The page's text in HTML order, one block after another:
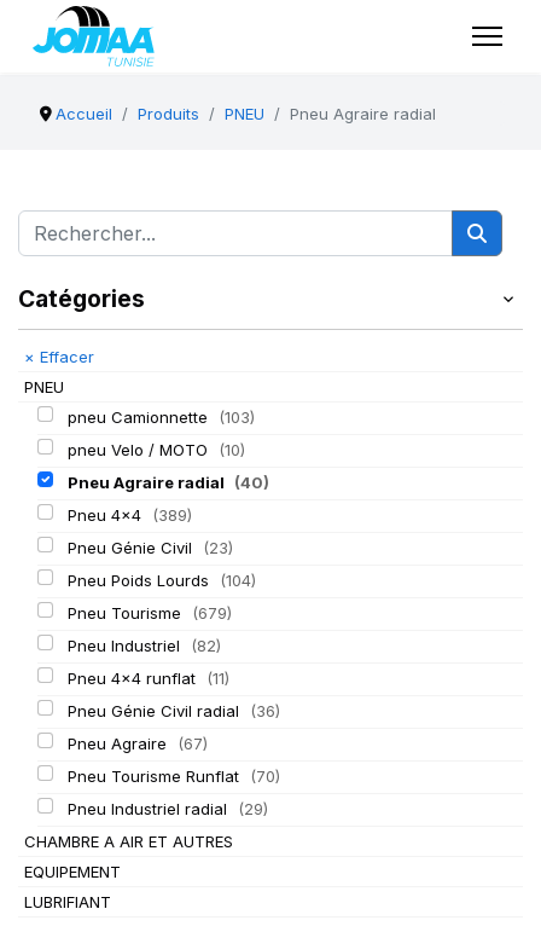
Accueil Produits PNEU Pneu Agraire radial
Catégories
× Effacer
PNEU
pneu Camionnette
(103)
pneu Velo / MOTO
(10)
Pneu Agraire radial
(40)
Pneu 4x4
(389)
Pneu Génie Civil
(23)
Pneu Poids Lourds
(104)
Pneu Tourisme
(679)
Pneu Industriel
(82)
Pneu 4x4 runflat
(11)
Pneu Génie Civil radial
(36)
Pneu Agraire
(67)
Pneu Tourisme Runflat
(70)
Pneu Industriel radial
(29)
CHAMBRE A AIR ET AUTRES
EQUIPEMENT
LUBRIFIANT